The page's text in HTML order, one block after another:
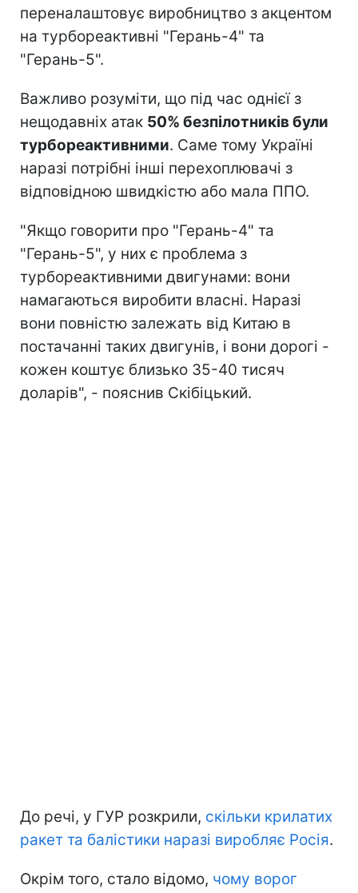
переналаштовує виробництво з акцентом
на турбореактивні "Герань-4" та
"Герань-5".
Важливо розуміти, що під час однієї з
нещодавніх атак 50% безпілотників були
турбореактивними. Саме тому Україні
наразі потрібні інші перехоплювачі з
відповідною швидкістю або мала ППО.
"Якщо говорити про "Герань-4" та
"Герань-5", у них є проблема з
турбореактивними двигунами: вони
намагаються виробити власні. Наразі
вони повністю залежать від Китаю в
постачанні таких двигунів, і вони дорогі -
кожен коштує близько 35-40 тисяч
доларів", - пояснив Скібіцький.
До речі, у ГУР розкрили, скільки крилатих
ракет та балістики наразі виробляє Росія.
Окрім того, стало відомо, чому ворог